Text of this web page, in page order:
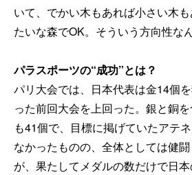
いて、でかい木もあれば小さい木
たいな森でOK。そういう方向性な
パラスポーツの“成功”とは？
パリ大会では、日本代表は金14個
った前回大会を上回った。銀と銅
も41個で、目標に掲げていたアテ
なかったものの、全体としては健
が、果たしてメダルの数だけで日